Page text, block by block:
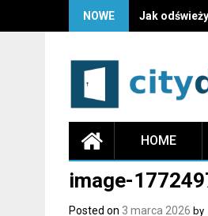
NOWE Jak
HOME
image-
Posted on 3 marca 2026 by